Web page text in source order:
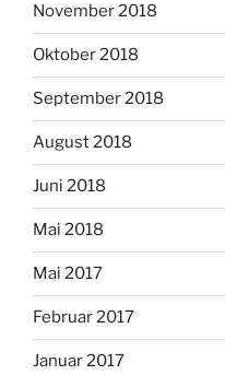
November 2018
Oktober 2018
September 2018
August 2018
Juni 2018
Mai 2018
Mai 2017
Februar 2017
Januar 2017